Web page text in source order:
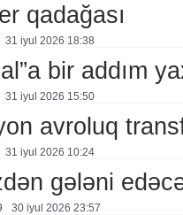
qadağası
31 i̇yul 2026 18:38
bir addım
31 i̇yul 2026 15:50
avroluq
31 i̇yul 2026 10:24
gələni
30 i̇yul 2026 23:57